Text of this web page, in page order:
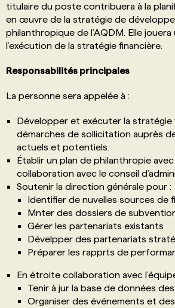
titulaire du poste contribuera à la
en œuvre de la stratégie de
philanthropique de l’AQDM. Elle
l’exécution de la stratégie financière.
Responsabilités principales
La personne sera appelée à :
Développer et exécuter la stratégie
démarches de sollicitation auprès
actuels et potentiels.
Établir un plan de philanthropie
collaboration avec le conseil
Soutenir la direction générale pour :
Identifier de nuvelles sources de
Mnter des dossiers de
Gérer les partenariats existants
Dévelpper des partenariats
Préparer les rapprts de
En étroite collaboration avec
Tenir à jur la base de données
Organiser des événements et